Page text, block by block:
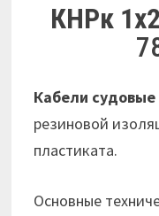
КНРк
Кабели судовые
резиновой
пластиката.
Основные